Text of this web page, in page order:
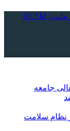
جامعه
نظام سلامت